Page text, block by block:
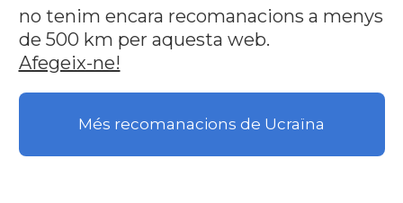
no tenim encara recomanacions a menys
de 500 km per aquesta web.
Afegeix-ne!
Més recomanacions de Ucraïna